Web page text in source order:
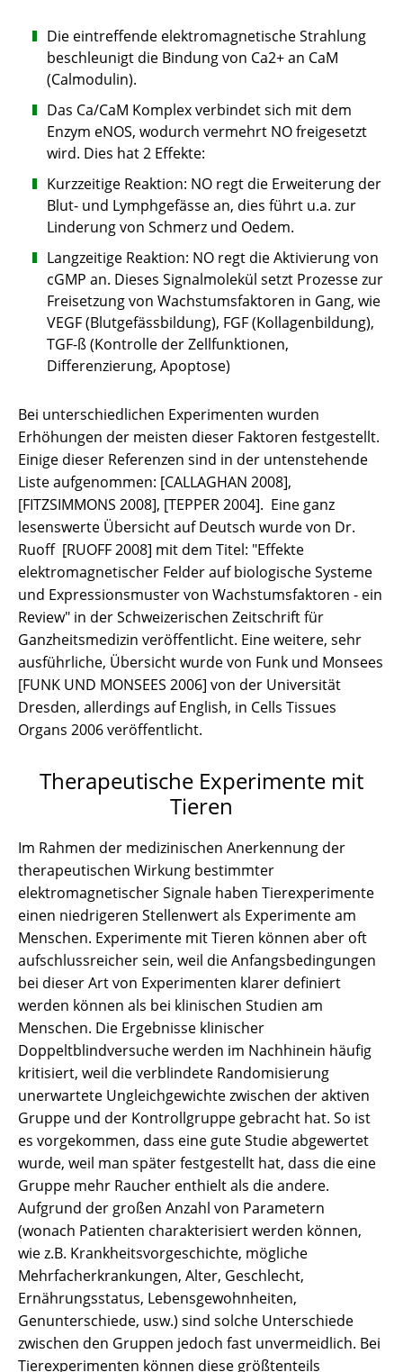
Die eintreffende elektromagnetische Strahlung
beschleunigt die Bindung von Ca2+ an CaM
(Calmodulin).
Das Ca/CaM Komplex verbindet sich mit dem
Enzym eNOS, wodurch vermehrt NO freigesetzt
wird. Dies hat 2 Effekte:
Kurzzeitige Reaktion: NO regt die Erweiterung der
Blut- und Lymphgefässe an, dies führt u.a. zur
Linderung von Schmerz und Oedem.
Langzeitige Reaktion: NO regt die Aktivierung von
cGMP an. Dieses Signalmolekül setzt Prozesse zur
Freisetzung von Wachstumsfaktoren in Gang, wie
VEGF (Blutgefässbildung), FGF (Kollagenbildung),
TGF-ß (Kontrolle der Zellfunktionen,
Differenzierung, Apoptose)
Bei unterschiedlichen Experimenten wurden
Erhöhungen der meisten dieser Faktoren festgestellt.
Einige dieser Referenzen sind in der untenstehende
Liste aufgenommen: [CALLAGHAN 2008],
[FITZSIMMONS 2008], [TEPPER 2004]. Eine ganz
lesenswerte Übersicht auf Deutsch wurde von Dr.
Ruoff [RUOFF 2008] mit dem Titel: "Effekte
elektromagnetischer Felder auf biologische Systeme
und Expressionsmuster von Wachstumsfaktoren - ein
Review" in der Schweizerischen Zeitschrift für
Ganzheitsmedizin veröffentlicht. Eine weitere, sehr
ausführliche, Übersicht wurde von Funk und Monsees
[FUNK UND MONSEES 2006] von der Universität
Dresden, allerdings auf English, in Cells Tissues
Organs 2006 veröffentlicht.
Therapeutische Experimente mit
Tieren
Im Rahmen der medizinischen Anerkennung der
therapeutischen Wirkung bestimmter
elektromagnetischer Signale haben Tierexperimente
einen niedrigeren Stellenwert als Experimente am
Menschen. Experimente mit Tieren können aber oft
aufschlussreicher sein, weil die Anfangsbedingungen
bei dieser Art von Experimenten klarer definiert
werden können als bei klinischen Studien am
Menschen. Die Ergebnisse klinischer
Doppeltblindversuche werden im Nachhinein häufig
kritisiert, weil die verblindete Randomisierung
unerwartete Ungleichgewichte zwischen der aktiven
Gruppe und der Kontrollgruppe gebracht hat. So ist
es vorgekommen, dass eine gute Studie abgewertet
wurde, weil man später festgestellt hat, dass die eine
Gruppe mehr Raucher enthielt als die andere.
Aufgrund der großen Anzahl von Parametern
(wonach Patienten charakterisiert werden können,
wie z.B. Krankheitsvorgeschichte, mögliche
Mehrfacherkrankungen, Alter, Geschlecht,
Ernährungsstatus, Lebensgewohnheiten,
Genunterschiede, usw.) sind solche Unterschiede
zwischen den Gruppen jedoch fast unvermeidlich. Bei
Tierexperimenten können diese größtenteils